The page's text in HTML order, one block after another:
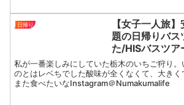
日帰り
【女子一人旅
題の日帰りバス
た/HISバスツア
ご狩り/vlog
私が一番楽しみにしていた栃木のいちご狩り。
のとはレベちでした酸味が全くなくて、大きく
また食べたいなInstagram＠Numakumalife